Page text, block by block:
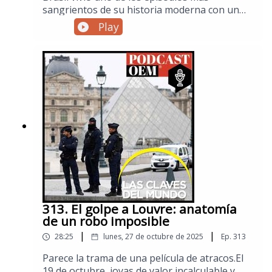
sangrientos de su historia moderna con un
operativo de seguridad en las favelas de Río
de Janeiro, que provocó la muerte de al menos
132 personas. Las recientes acciones
policiales del gobierno conservador de Río
ponen en evidencia el punto significativo en la
“guerra contra el crimen”, donde los
cuestionables resultados comienzan a ser
utilizados en el espectro político de cara a las
futuras elecciones presidenciales del país
sudamericano.Visita la sección de Mundo de El
Sol de México para no perderte las noticias
internacionales.
Play
313. El golpe a Louvre: anatomía
de un robo imposible
28:25 | lunes, 27 de octubre de 2025 | Ep. 313
Parece la trama de una película de atracos.El